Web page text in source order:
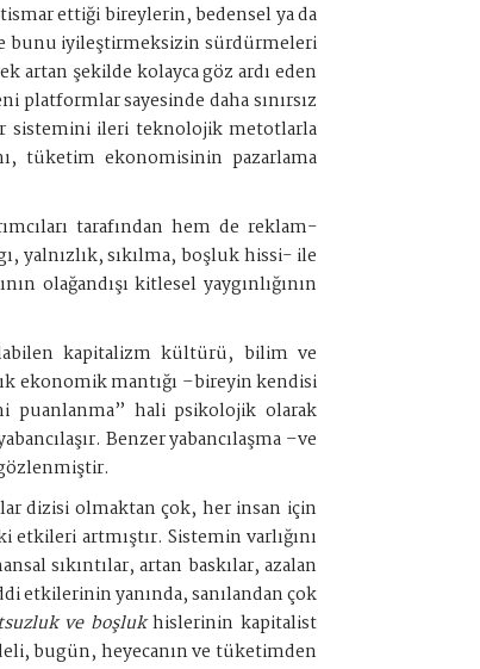
ettiği bireylerin, bedensel ya da
bunu iyileştirmeksizin sürdürmeleri
artan şekilde kolayca göz ardı eden
sayesinde daha sınırsız
sistemini ileri teknolojik metotlarla
tüketim ekonomisinin pazarlama
tarafından hem de reklam-
yalnızlık, sıkılma, boşluk hissi- ile
olağandışı kitlesel yaygınlığının
kapitalizm kültürü, bilim ve
ekonomik mantığı –bireyin kendisi
puanlanma” hali psikolojik olarak
Benzer yabancılaşma –ve
dizisi olmaktan çok, her insan için
artmıştır. Sistemin varlığını
sıkıntılar, artan baskılar, azalan
etkilerinin yanında, sanılandan çok
ve boşlukhislerinin kapitalist
bugün, heyecanın ve tüketimden